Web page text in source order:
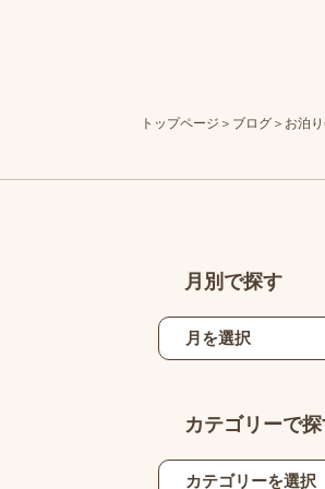
トップページ ブログ お泊
月別で探す
カテゴリーで